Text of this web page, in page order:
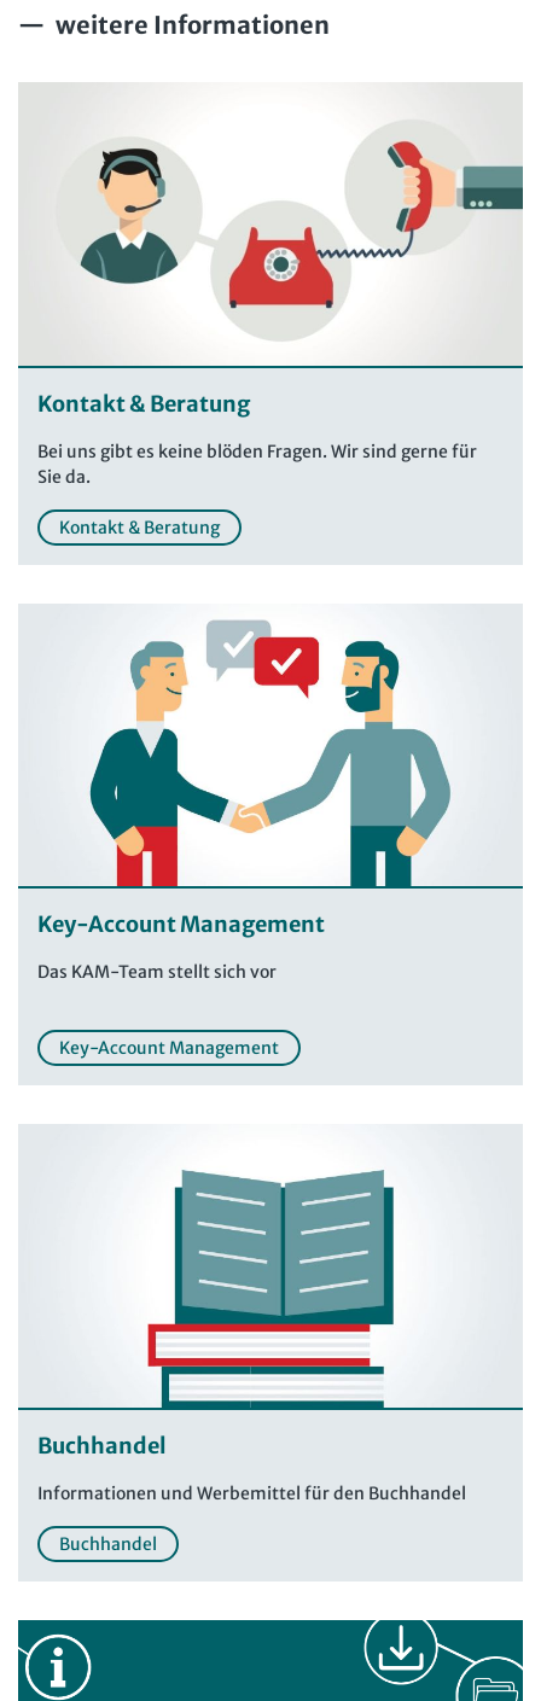
weitere Informationen
Kontakt & Beratung
Bei uns gibt es keine blöden Fragen. Wir sind gerne für
Sie da.
Kontakt & Beratung
Key-Account Management
Das KAM-Team stellt sich vor
Key-Account Management
Buchhandel
Informationen und Werbemittel für den Buchhandel
Buchhandel